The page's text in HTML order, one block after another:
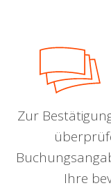
Zur
Ihre